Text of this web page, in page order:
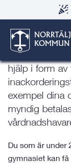
Du som går i
hjälp i form
exempel dina
myndig
Du som är under
gymnasiet kan